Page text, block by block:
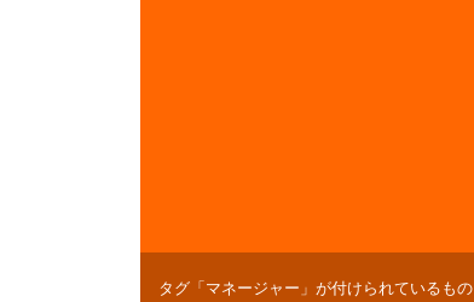
タグ「マネージャー」が付けられているもの